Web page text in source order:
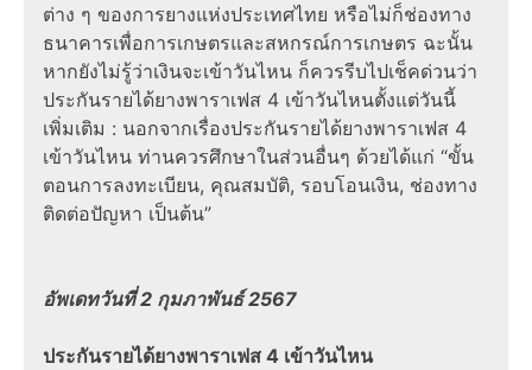
ต่าง ๆ ของการยางแห่งประเทศไทย หรือไม่ก็ช่องทาง
ธนาคารเพื่อการเกษตรและสหกรณ์การเกษตร ฉะนั้น
หากยังไม่รู้ว่าเงินจะเข้าวันไหน ก็ควรรีบไปเช็คด่วนว่า
ประกันรายได้ยางพาราเฟส 4 เข้าวันไหนตั้งแต่วันนี้
เพิ่มเติม : นอกจากเรื่องประกันรายได้ยางพาราเฟส 4
เข้าวันไหน ท่านควรศึกษาในส่วนอื่นๆ ด้วยได้แก่ “ขั้น
ตอนการลงทะเบียน, คุณสมบัติ, รอบโอนเงิน, ช่องทาง
ติดต่อปัญหา เป็นต้น”
อัพเดทวันที่ 2 กุมภาพันธ์ 2567
ประกันรายได้ยางพาราเฟส 4 เข้าวันไหน